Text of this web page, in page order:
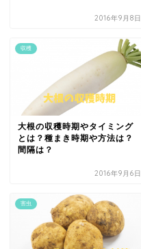
2016年9月8日
収穫
大根の収穫時期やタイミング
とは？種まき時期や方法は？
間隔は？
2016年9月6日
害虫